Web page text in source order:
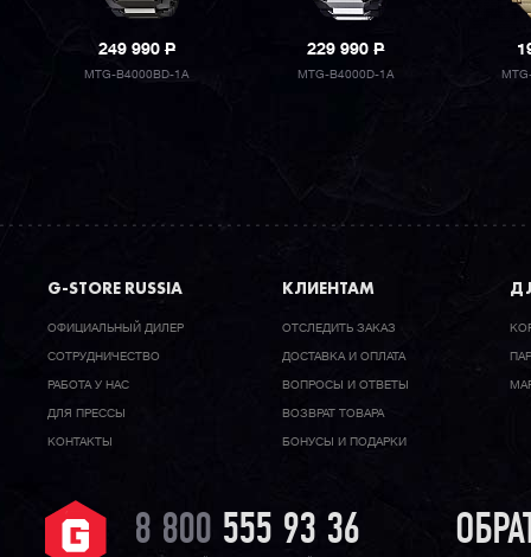
249 990P
MTG-B4000BD-1A
229 990P
MTG-B4000D-1A
G-STORE RUSSIA
ОФИЦИАЛЬНЫЙ ДИЛЕР
CОТРУДНИЧЕСТВО
РАБОТА У НАС
ДЛЯ ПРЕССЫ
КОНТАКТЫ
КЛИЕНТАМ
ОТСЛЕДИТЬ ЗАКАЗ
ДОСТАВКА И ОПЛАТА
ВОПРОСЫ И ОТВЕТЫ
ВОЗВРАТ ТОВАРА
БОНУСЫ И ПОДАРКИ
8 800 555 93 36